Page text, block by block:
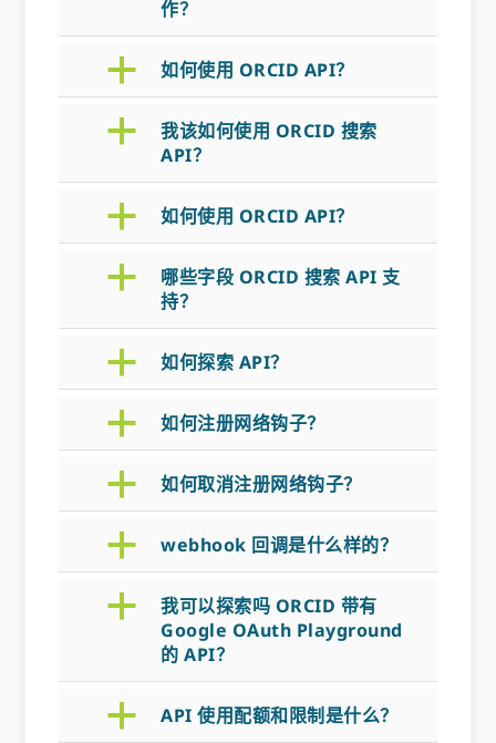
作？
a 如何使用 ORCID API？
a
我该如何使用 ORCID 搜索
API？
a 如何使用 ORCID API？
a
哪些字段 ORCID 搜索 API 支
持？
a 如何探索 API？
a 如何注册网络钩子？
a 如何取消注册网络钩子？
a webhook 回调是什么样的？
a
我可以探索吗 ORCID 带有
Google OAuth Playground
的 API？
a API 使用配额和限制是什么？